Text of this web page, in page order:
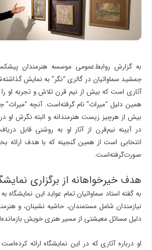
به گزارش روابط‌عمومی موسسه هنرمندان
جمشید سماواتیان در گالری “نگر” به نمایش
آثاری است که بیش از نیم قرن تلاش و تجربه او
همین دلیل “میراث” نام گرفته‌است. آنچه “میراث”
بیش از هرچیز زیست هنرمندانه و البته نگرش او
در آیینه نیم‌قرن از آثار او به روشنی قابل
انتخابی است از همین گنجینه که با هدف ارائه
صورت‌گرفته‌است.
هدف خیرخواهانه از برگزاری
به گفته استاد سماواتیان تمام عواید این نمایشگاه
نیازمندان شامل مستمندان، حاشیه نشینان، و
دلیل مسائل معیشتی از مسیر هنری خویش
او درباره آثاری که در این نمایشگاه ارائه